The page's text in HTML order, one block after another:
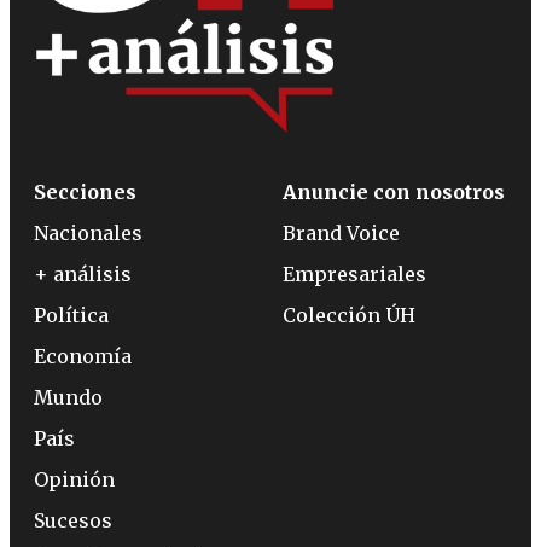
Secciones
Nacionales
+ análisis
Política
Economía
Mundo
País
Opinión
Sucesos
Anuncie con nosotros
Brand Voice
Empresariales
Colección ÚH